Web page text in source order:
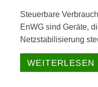
Steuerbare
EnWG sind Geräte,
Netzstabilisierung
WEITERLESEN